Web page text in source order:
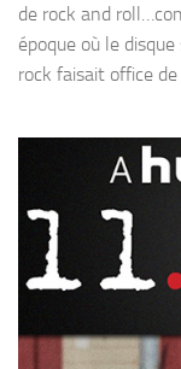
de rock and
époque où le
rock faisait office